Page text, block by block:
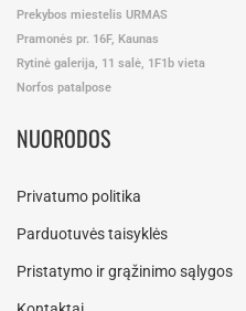
Prekybos miestelis URMAS
Pramonės pr. 16F, Kaunas
Rytinė galerija, 11 salė, 1F1b vieta
Norfos patalpose
NUORODOS
Privatumo politika
Parduotuvės taisyklės
Pristatymo ir grąžinimo sąlygos